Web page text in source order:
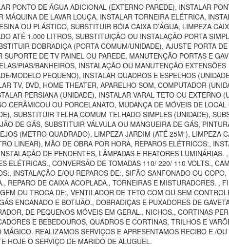
PONTO DE ÁGUA ADICIONAL (EXTERNO PAREDE), INSTALAR
DE LAVAR LOUÇA, INSTALAR TORNEIRA ELÉTRICA,
OU PLÁSTICO, SUBSTITUIR BÓIA CAIXA D’ÁGUA, LIMPEZA
ATÉ 1.000 LITROS, SUBSTITUIÇÃO OU INSTALAÇÃO PORTA
DOBRADIÇA (PORTA COMUM/UNIDADE), AJUSTE PORTA
DE TV PAINEL OU PAREDE, MANUTENÇÃO PORTAS E
PIAS/BANHEIROS, INSTALAÇÃO OU MANUTENÇÃO EXTENSÕES
MODELO PEQUENO), INSTALAR QUADROS E ESPELHOS
TV, DVD, HOME THEATER, APARELHO SOM, COMPUTADOR
PERSIANA (UNIDADE), INSTALAR VARAL TETO OU EXTERNO
OU PORCELANATO, MUDANÇA DE MÓVEIS DE
SUBSTITUIR TELHA COMUM TELHADO SIMPLES (UNIDADE),
DE GÁS, SUBSTITUIR VÁLVULA OU MANGUEIRA DE GÁS,
(METRO QUADRADO), LIMPEZA JARDIM (ATÉ 25M²), LIMPEZA
LINEAR), MÃO DE OBRA POR HORA, REPAROS ELÉTRICOS:,
DE PENDENTES, LÂMPADAS E REATORES LUMINÁRIAS.
ELÉTRICAS., CONVERSÃO DE TOMADAS 110/ 220/ 110 VOLTS.,
INSTALAÇÃO E/OU REPAROS DE:, SIFÃO SANFONADO OU COPO,
REPARO DE CAIXA ACOPLADA., TORNEIRAS E MISTURADORES. ,
OU TROCA DE:, VENTILADOR DE TETO COM OU SEM
ENCANADO E BOTIJÃO., DOBRADIÇAS E PUXADORES DE
DE PEQUENOS MÓVEIS EM GERAL., NICHOS., CORTINAS
E BEBEDOUROS, QUADROS E CORTINAS, TRILHOS E
REALIZAMOS SERVIÇOS E APRESENTAMOS RECIBO E /
HOJE O SERVIÇO DE MARIDO DE ALUGUEL.